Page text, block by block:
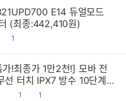
E14 듀얼모드
(최종:442,410원)
댓1
!최종가 1만2천!] 모바 전
터치 IPX7 방수 10단계
공1
댓1